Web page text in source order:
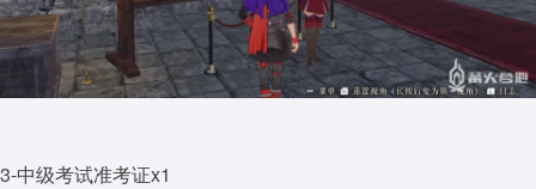
3-中级考试准考证x1